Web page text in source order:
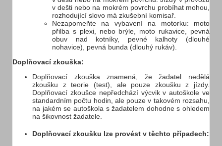
v dešti nebo na mokrém povrchu probíhat mohou,
rozhodující slovo má zkušební komisař.
Nezapomeňte na vybavení na motorku: moto
přilba s plexi, nebo brýle, moto rukavice, pevná
obuv nad kotníky, pevné kalhoty (dlouhé
nohavice), pevná bunda (dlouhý rukáv).
Doplňovací zkouška:
Doplňovací zkouška znamená, že žadatel nedělá
zkoušku z teorie (test), ale pouze zkoušku z jízdy.
Doplňovací zkoušce nepředchází výcvik v autoškole ve
standardním počtu hodin, ale pouze v takovém rozsahu,
na jakém se autoškola s žadatelem dohodne s ohledem
na šikovnost žadatele.
Doplňovací zkoušku lze provést v těchto případech: